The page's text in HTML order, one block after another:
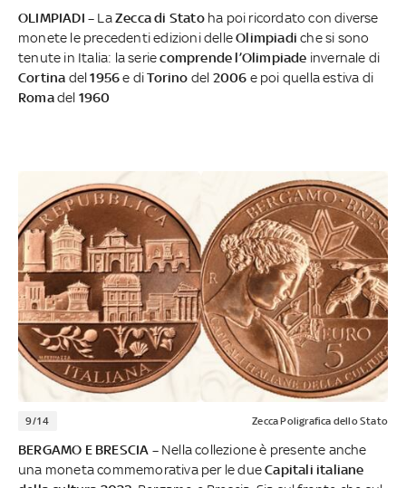
OLIMPIADI – LaZecca di Statoha poi ricordato con diverse
monete le precedenti edizioni delleOlimpiadiche si sono
tenute in Italia: la seriecomprende l’Olimpiade invernale di
Cortina del1956e diTorino del 2006 e poi quella estiva di
Romadel 1960
9/14 Zecca Poligrafica dello Stato
BERGAMO E BRESCIA –Nella collezione è presente anche
una moneta commemorativa per le dueCapitali italiane